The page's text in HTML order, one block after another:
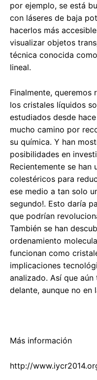
por ejemplo, se está
con láseres de baja
hacerlos más
visualizar objetos
técnica conocida
lineal.
Finalmente, queremos
los cristales líquidos
estudiados desde
mucho camino por
su química. Y han
posibilidades en
Recientemente se
colestéricos para
ese medio a tan solo
segundo!. Esto daría
que podrían
También se han
ordenamiento
funcionan como
implicaciones
analizado. Así que
delante, aunque no en
Más información
http://